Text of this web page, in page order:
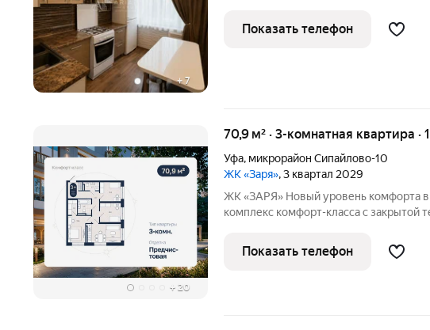
+ 7
площадь: 82,6 кв. м. - Жилая площадь:
Показать телефон
+ 20
70,9 м² · 3-комнатная квартира ·
Уфа, микрорайон Сипайлово-10
ЖК «Заря», 3 квартал 2029
ЖК «ЗАРЯ» Новый уровень комфорта в Сипайлово Жилой
комплекс комфорт-класса с закрытой
города. Проект объединяет
новый стандарт застройки с
Показать телефон